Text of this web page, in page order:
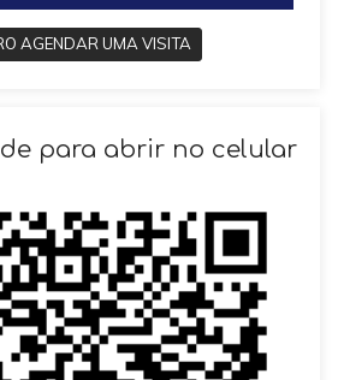
AGENDAR UMA VISITA
para abrir no celular